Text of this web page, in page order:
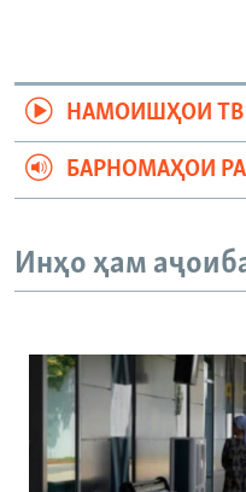
НАМОИШҲОИ ТВ
БАРНОМАҲОИ
Инҳо ҳам